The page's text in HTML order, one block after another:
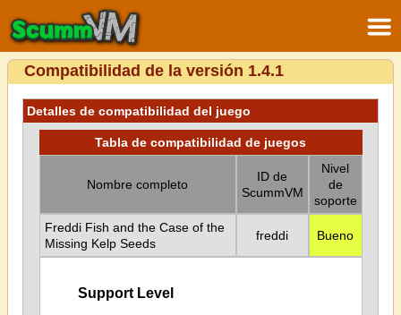
Compatibilidad de la versión 1.4.1
Detalles de compatibilidad del juego
Tabla de compatibilidad de juegos
Nombre completo
ID de
ScummVM
Nivel
de
soporte
Freddi Fish and the Case of the
Missing Kelp Seeds
freddi Bueno
Support Level